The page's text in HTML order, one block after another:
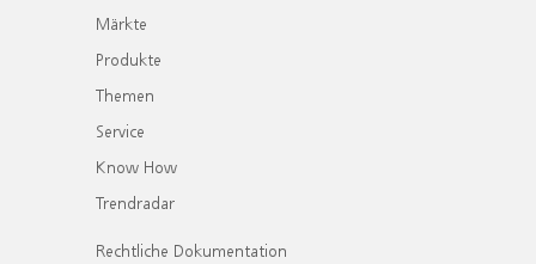
Märkte
Produkte
Themen
Service
Know How
Trendradar
Rechtliche Dokumentation